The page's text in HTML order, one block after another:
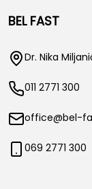
BEL FAST
Dr. Nika
011 2771 300
office@bel-
069 2771 300